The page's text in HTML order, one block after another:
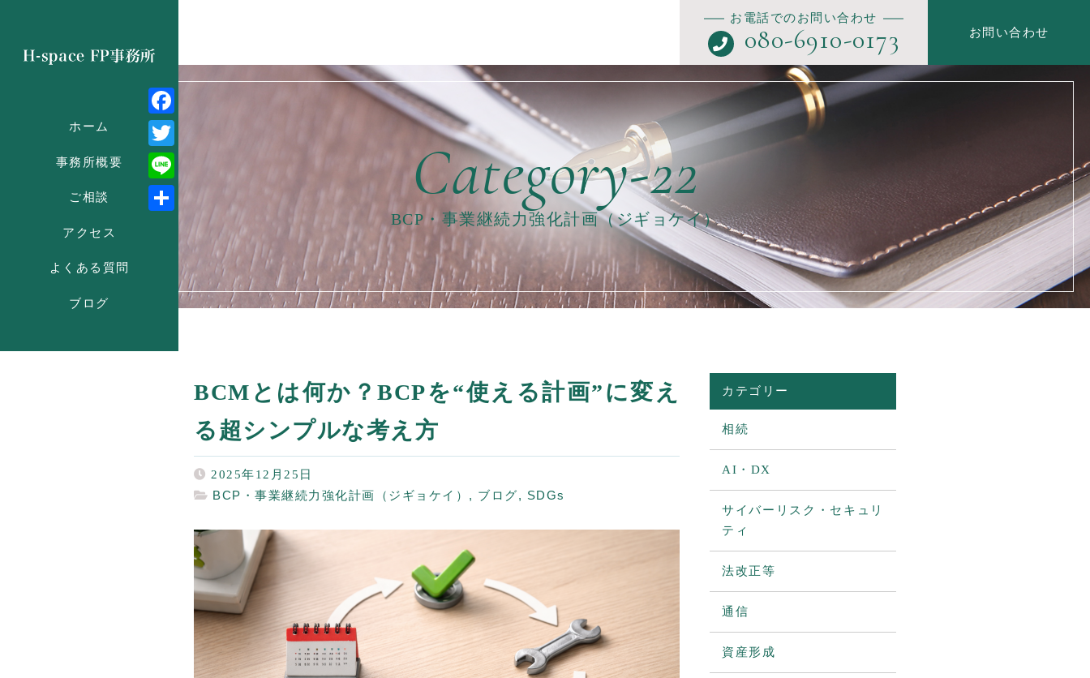
ホーム
事務所概要
ご相談
アクセス
よくある質問
ブログ
お電話でのお問い合わせ
080-6910-0173 お問い合わせ
BCP・事業継続力強化計画（ジギョケイ）
BCMとは何か？BCPを“使える計画”に変え
る超シンプルな考え方
2025年12月25日
BCP・事業継続力強化計画（ジギョケイ） , ブログ, SDGs
Facebook
Twitter
Line
カテゴリー
相続
AI・DX
サイバーリスク・セキュリ
ティ
法改正等
通信
資産形成